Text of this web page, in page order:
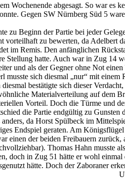
Wochenende abgesagt. So war es
Gegen SW Nürnberg Süd 5
zu Beginn der Partie bei jeder
vorteilhaft zu bewerten, da Adelbert
im Remis. Den anfänglichen
Stellung hatte. Auch war in Zug 14
und als der Gegner ohne Not
musste sich diesmal „nur“ mit
bestätigte sich dieser
Materialverteilung auf dem
Vorteil. Doch die Türme und
die Partie endgültig zu
da Horst Spülbeck im
Endspiel geraten. Am
einen der beiden Freibauern
Thomas Hahn musste
doch in Zug 51 hätte er wohl
hätte. Doch der Zaboraner